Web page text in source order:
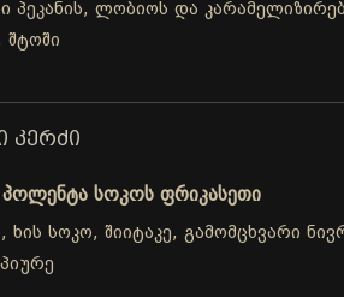
პეკანის, ლობიოს და
შტოში
ᲙᲔᲠᲫᲘ
პოლენტა სოკოს ფრიკასეთი
ხის სოკო, შიიტაკე, გამომცხვარი